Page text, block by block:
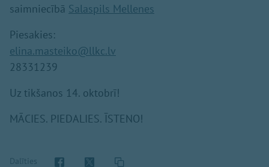
saimniecībā Salaspils Mellenes
Piesakies:
elina.masteiko@llkc.lv
28331239
Uz tikšanos 14. oktobrī!
MĀCIES. PIEDALIES. ĪSTENO!
Dalīties